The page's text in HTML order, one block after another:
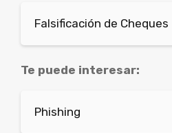
Falsificación de Cheques
Te puede interesar:
Phishing